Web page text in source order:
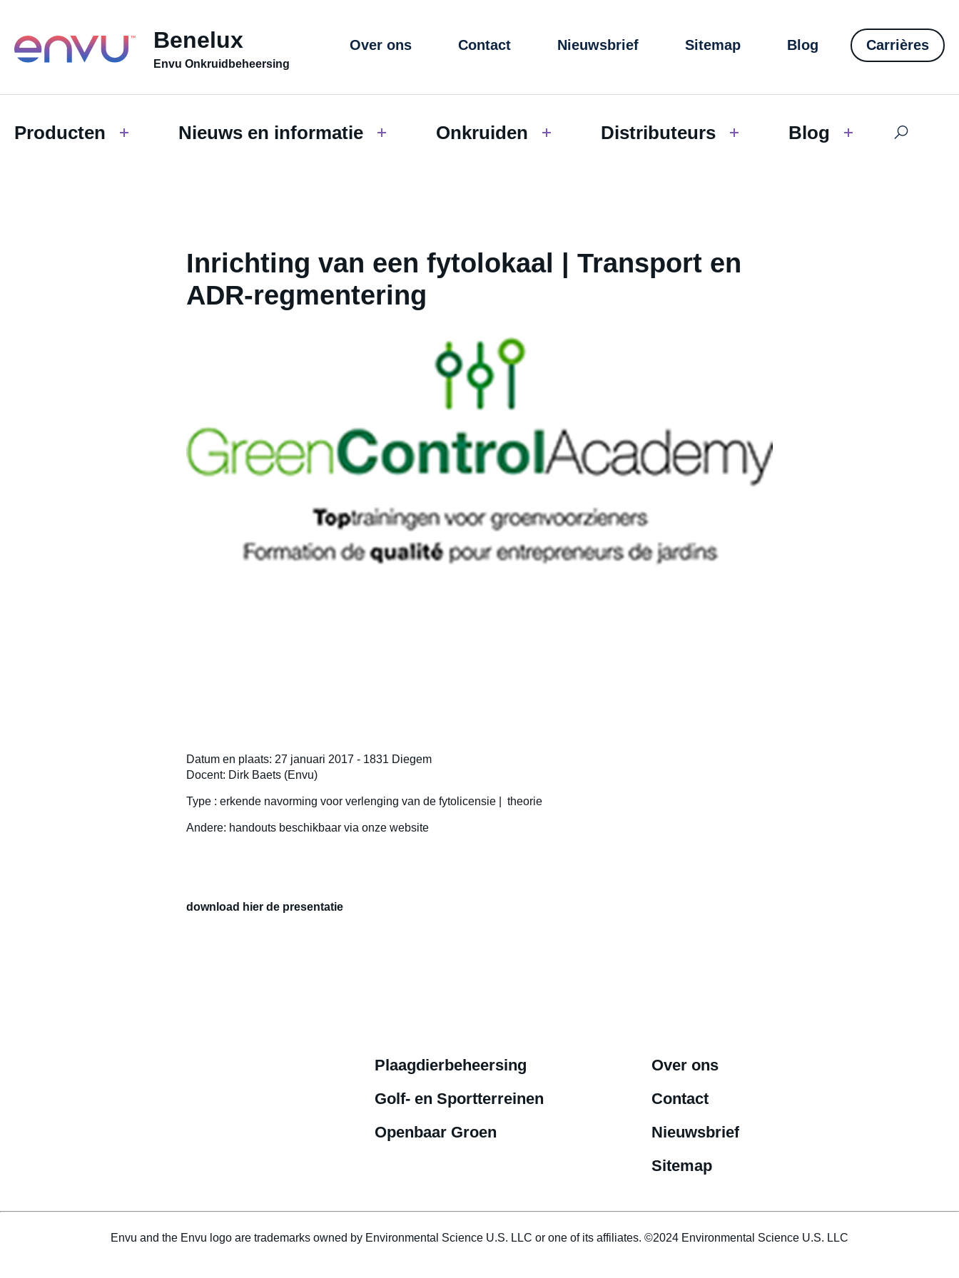
Benelux
Envu Onkruidbeheersing
Over ons Contact Nieuwsbrief Sitemap Blog Carrières
Producten Nieuws en informatie Onkruiden Distributeurs Blog
Inrichting van een fytolokaal | Transport en
ADR-regmentering
Datum en plaats: 27 januari 2017 - 1831 Diegem
Docent: Dirk Baets (Envu)
Type : erkende navorming voor verlenging van de fytolicensie | theorie
Andere: handouts beschikbaar via onze website
download hier de presentatie
Plaagdierbeheersing
Golf- en Sportterreinen
Openbaar Groen
Over ons
Contact
Nieuwsbrief
Sitemap
Envu and the Envu logo are trademarks owned by Environmental Science U.S. LLC or one of its affiliates. ©2024 Environmental Science U.S. LLC